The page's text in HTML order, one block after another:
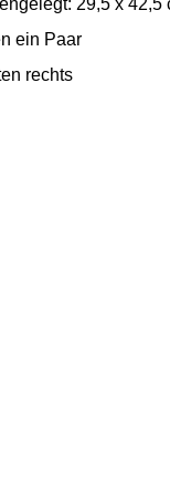
29,5 x 42,5
ein Paar
rechts